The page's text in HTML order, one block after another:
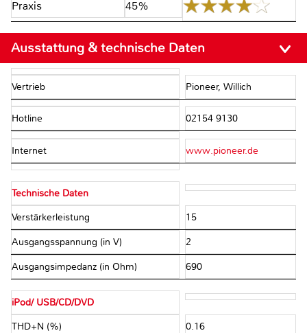
Praxis 45%
Ausstattung & technische Daten
Vertrieb Pioneer, Willich
Hotline 02154 9130
Internet www.pioneer.de
Technische Daten
Verstärkerleistung 15
Ausgangsspannung (in V) 2
Ausgangsimpedanz (in Ohm) 690
iPod/ USB/CD/DVD
THD+N (%) 0.16